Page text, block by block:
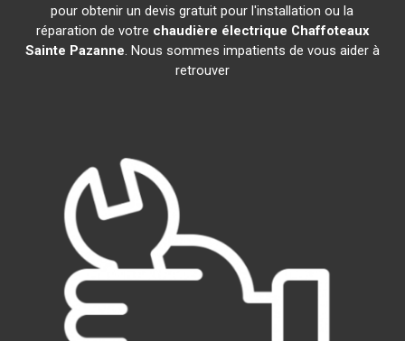
pour obtenir un devis gratuit pour l'installation ou la
réparation de votre chaudière électrique Chaffoteaux
Sainte Pazanne. Nous sommes impatients de vous aider à
retrouver